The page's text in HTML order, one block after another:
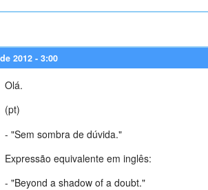
2012 - 3:00
Olá.
(pt)
- "Sem sombra de dúvida."
Expressão equivalente em inglês:
- "Beyond a shadow of a doubt."